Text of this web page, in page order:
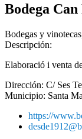
Bodega
Bodegas y vinotecas
Descripción:
Elaboració i venta
Dirección: C/ Ses
Municipio: Santa
https://